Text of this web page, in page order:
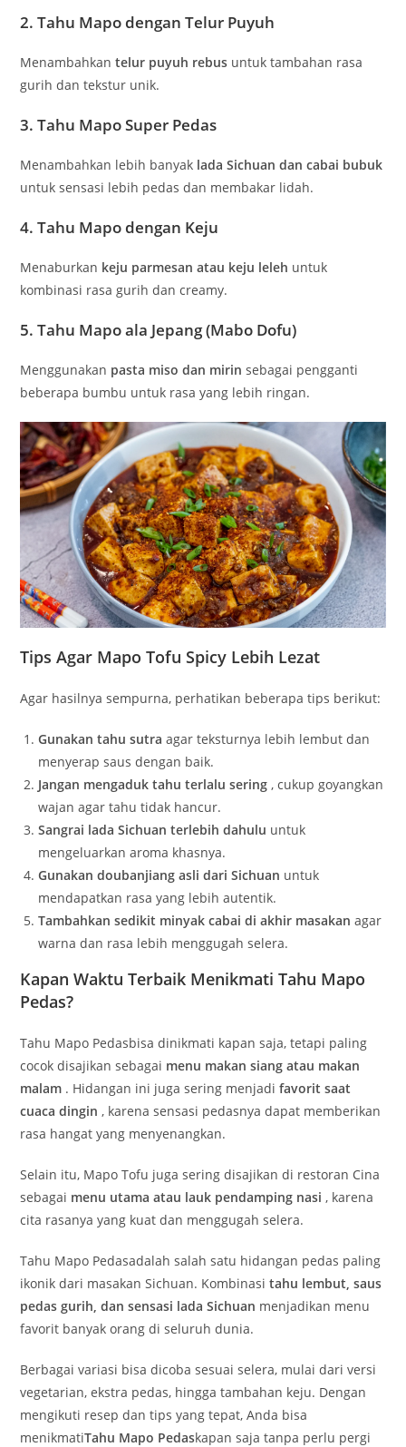
2.Tahu Mapo dengan Telur Puyuh
Menambahkantelur puyuh rebus untuk tambahan rasa
gurih dan tekstur unik.
3.Tahu Mapo Super Pedas
Menambahkan lebih banyak lada Sichuan dan cabai bubuk
untuk sensasi lebih pedas dan membakar lidah.
4.Tahu Mapo dengan Keju
Menaburkan keju parmesan atau keju leleh untuk
kombinasi rasa gurih dan creamy.
5.Tahu Mapo ala Jepang (Mabo Dofu)
Menggunakan pasta miso dan mirin sebagai pengganti
beberapa bumbu untuk rasa yang lebih ringan.
Tips Agar Mapo Tofu Spicy Lebih Lezat
Agar hasilnya sempurna, perhatikan beberapa tips berikut:
Gunakan tahu sutra agar teksturnya lebih lembut dan
menyerap saus dengan baik.
Jangan mengaduk tahu terlalu sering , cukup goyangkan
wajan agar tahu tidak hancur.
Sangrai lada Sichuan terlebih dahulu untuk
mengeluarkan aroma khasnya.
Gunakan doubanjiang asli dari Sichuan untuk
mendapatkan rasa yang lebih autentik.
Tambahkan sedikit minyak cabai di akhir masakan agar
warna dan rasa lebih menggugah selera.
Kapan Waktu Terbaik Menikmati Tahu Mapo
Pedas?
Tahu Mapo Pedasbisa dinikmati kapan saja, tetapi paling
cocok disajikan sebagai menu makan siang atau makan
malam . Hidangan ini juga sering menjadifavorit saat
cuaca dingin , karena sensasi pedasnya dapat memberikan
rasa hangat yang menyenangkan.
Selain itu, Mapo Tofu juga sering disajikan di restoran Cina
sebagai menu utama atau lauk pendamping nasi , karena
cita rasanya yang kuat dan menggugah selera.
Tahu Mapo Pedasadalah salah satu hidangan pedas paling
ikonik dari masakan Sichuan. Kombinasitahu lembut, saus
pedas gurih, dan sensasi lada Sichuan menjadikan menu
favorit banyak orang di seluruh dunia.
Berbagai variasi bisa dicoba sesuai selera, mulai dari versi
vegetarian, ekstra pedas, hingga tambahan keju. Dengan
mengikuti resep dan tips yang tepat, Anda bisa
menikmatiTahu Mapo Pedaskapan saja tanpa perlu pergi